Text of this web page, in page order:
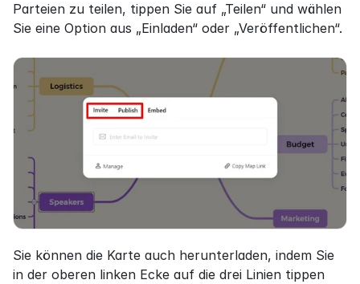
Parteien zu teilen, tippen Sie auf „Teilen“ und wählen
Sie eine Option aus „Einladen“ oder „Veröffentlichen“.
Sie können die Karte auch herunterladen, indem Sie
in der oberen linken Ecke auf die drei Linien tippen